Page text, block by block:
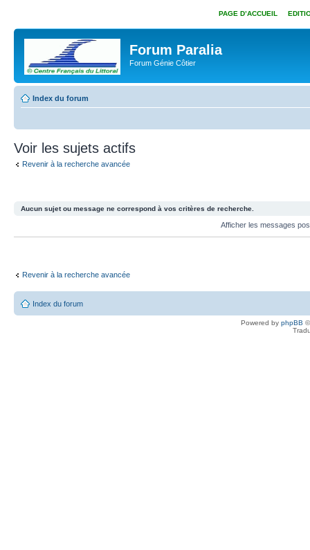
PAGE D’ACCUEIL
Forum Paralia
Forum Génie Côtier
Index du forum
Voir les sujets actifs
Revenir à la recherche avancée
Aucun sujet ou message ne correspond à vos critères de recherche.
Afficher les messages
Revenir à la recherche avancée
Index du forum
Powered by phpBB